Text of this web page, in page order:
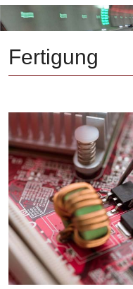
Fertigung